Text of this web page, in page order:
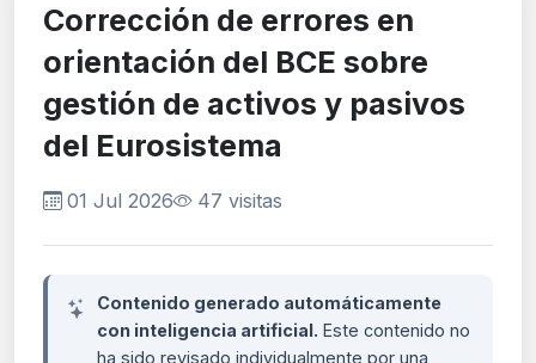
Corrección de errores en
orientación del BCE sobre
gestión de activos y pasivos
del Eurosistema
01 Jul 2026 47 visitas
Contenido generado automáticamente
con inteligencia artificial. Este contenido no
ha sido revisado individualmente por una